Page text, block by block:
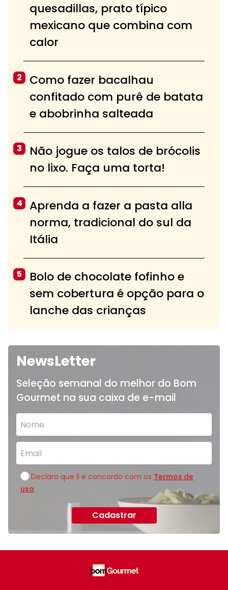
quesadillas, prato típico
mexicano que combina com
calor
2
Como fazer bacalhau
confitado com purê de batata
e abobrinha salteada
3
Não jogue os talos de brócolis
no lixo. Faça uma torta!
4
Aprenda a fazer a pasta alla
norma, tradicional do sul da
Itália
5
Bolo de chocolate fofinho e
sem cobertura é opção para o
lanche das crianças
NewsLetter
Seleção semanal do melhor do Bom
Gourmet na sua caixa de e-mail
Declaro que li e concordo com os Termos de
uso
Cadastrar